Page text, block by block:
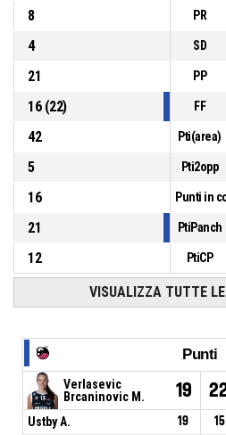
8
PR
4
SD
21
PP
16(22) FF
42
Pti(area)
5
Pti2opp
16
Punti in
21
PtiPanch
12
PtiCP
VISUALIZZA TUTTE
Punti
Verlasevic
Brcaninovic M.
19
Ustby A. 19 15